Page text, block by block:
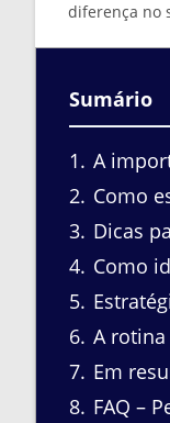
diferença no
Sumário
1
A
2 Como
3 Dicas
4 Como
5
6 A
7 Em
8 FAQ –